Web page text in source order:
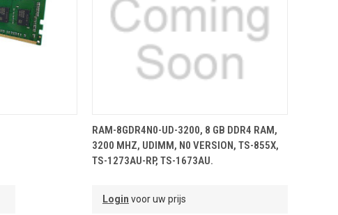
TOEVOEGEN AAN WINKELMANDJE
RAM-8GDR4N0-UD-3200, 8 GB DDR4 RAM,
3200 MHZ, UDIMM, N0 VERSION, TS-855X,
TS-1273AU-RP, TS-1673AU.
Login voor uw prijs